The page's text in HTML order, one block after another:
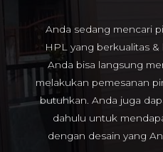
Anda sedang mencari
HPL yang berkualitas
Anda bisa langsung
melakukan pemesanan
butuhkan. Anda juga
dahulu untuk
dengan desain yang